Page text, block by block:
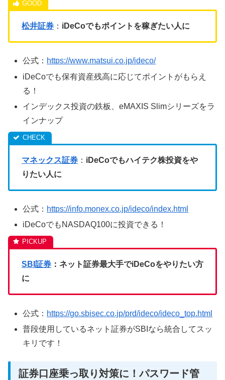
松井証券 ： iDeCoでもポイントを稼ぎたい人に
公式： https://www.matsui.co.jp/ideco/
iDeCoでも保有資産残高に応じてポイントがもらえ
る！
インデックス投資の鉄板、eMAXIS Slimシリーズをラ
インナップ
マネックス証券 ： iDeCoでもハイテク株投資をや
りたい人に
公式： https://info.monex.co.jp/ideco/index.html
iDeCoでもNASDAQ100に投資できる！
SBI証券 ：ネット証券最大手でiDeCoをやりたい方
に
公式： https://go.sbisec.co.jp/prd/ideco/ideco_top.html
普段使用しているネット証券がSBIなら統合してスッ
キリです！
証券口座乗っ取り対策に！パスワード管